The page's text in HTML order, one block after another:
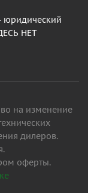
юридический
НЕТ
на изменение
дилеров.
оферты.